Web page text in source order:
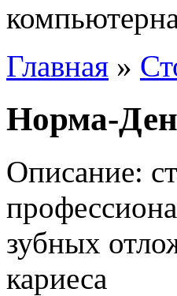
Главная »
Норма-
Описание:
зубных
кариеса